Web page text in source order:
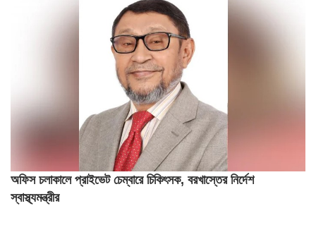
অফিস চলাকালে প্রাইভেট চেম্বারে চিকিৎসক, বরখাস্তের নির্দেশ
স্বাস্থ্যমন্ত্রীর